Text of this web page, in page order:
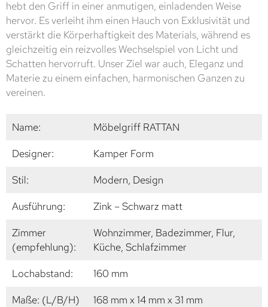
hebt den Griff in einer anmutigen, einladenden Weise
hervor. Es verleiht ihm einen Hauch von Exklusivität und
verstärkt die Körperhaftigkeit des Materials, während es
gleichzeitig ein reizvolles Wechselspiel von Licht und
Schatten hervorruft. Unser Ziel war auch, Eleganz und
Materie zu einem einfachen, harmonischen Ganzen zu
vereinen.
Name:
Möbelgriff RATTAN
Designer:
Kamper Form
Stil:
Modern, Design
Ausführung:
Zink – Schwarz matt
Zimmer
(empfehlung):
Wohnzimmer, Badezimmer, Flur,
Küche, Schlafzimmer
Lochabstand:
160 mm
Maße: (L/B/H)
168 mm x 14 mm x 31 mm